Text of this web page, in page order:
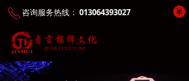
咨询服务热线： 013064393027